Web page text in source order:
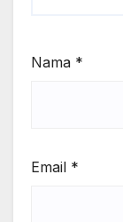
Nama *
Email *